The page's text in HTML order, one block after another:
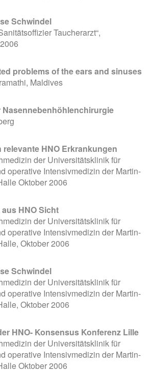
Schwindel
Taucherarzt“,
problems of the ears and sinuses
Maldives
Nasennebenhöhlenchirurgie
HNO Erkrankungen
der Universitätsklinik für
operative Intensivmedizin der Martin-
Oktober 2006
HNO Sicht
der Universitätsklinik für
operative Intensivmedizin der Martin-
Oktober 2006
Schwindel
der Universitätsklinik für
operative Intensivmedizin der Martin-
Oktober 2006
HNO- Konsensus Konferenz Lille
der Universitätsklinik für
operative Intensivmedizin der Martin-
Oktober 2006